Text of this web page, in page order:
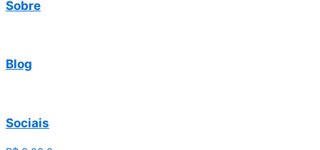
Sobre
Blog
Sociais